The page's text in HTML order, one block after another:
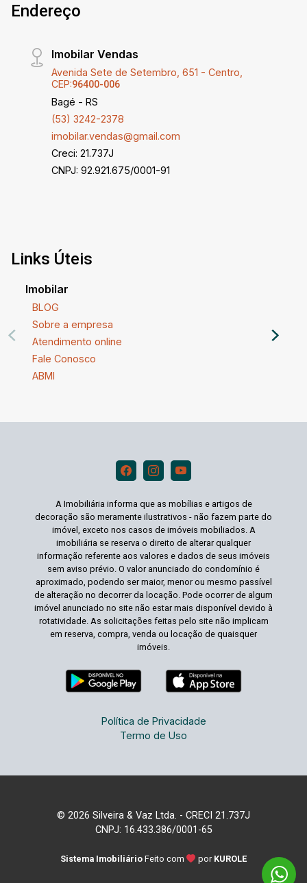
conveniência e um excelente ponto comercial.
medidas descritas aproximadamente.
Endereço
Imobilar Vendas
Avenida Sete de Setembro, 651 - Centro,
CEP:96400-006
Bagé - RS
(53) 3242-2378
imobilar.vendas@gmail.com
Creci: 21.737J
CNPJ: 92.921.675/0001-91
Links Úteis
Imobilar
BLOG
Sobre a empresa
Atendimento online
Fale Conosco
ABMI
A Imobiliária informa que as mobílias e artigos de
decoração são meramente ilustrativos - não fazem parte do
imóvel, exceto nos casos de imóveis mobiliados. A
imobiliária se reserva o direito de alterar qualquer
informação referente aos valores e dados de seus imóveis
sem aviso prévio. O valor anunciado do condomínio é
aproximado, podendo ser maior, menor ou mesmo passível
de alteração no decorrer da locação. Pode ocorrer de algum
imóvel anunciado no site não estar mais disponível devido à
rotatividade. As solicitações feitas pelo site não implicam
em reserva, compra, venda ou locação de quaisquer
imóveis.
Política de Privacidade
Termo de Uso
© 2026 Silveira & Vaz Ltda. - CRECI 21.737J
CNPJ: 16.433.386/0001-65
Sistema Imobiliário Feito com por KUROLE